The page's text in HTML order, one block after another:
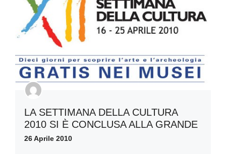
LA SETTIMANA DELLA CULTURA
2010 SI È CONCLUSA ALLA GRANDE
26 Aprile 2010